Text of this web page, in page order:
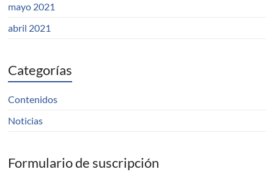
mayo 2021
abril 2021
Categorías
Contenidos
Noticias
Formulario de suscripción